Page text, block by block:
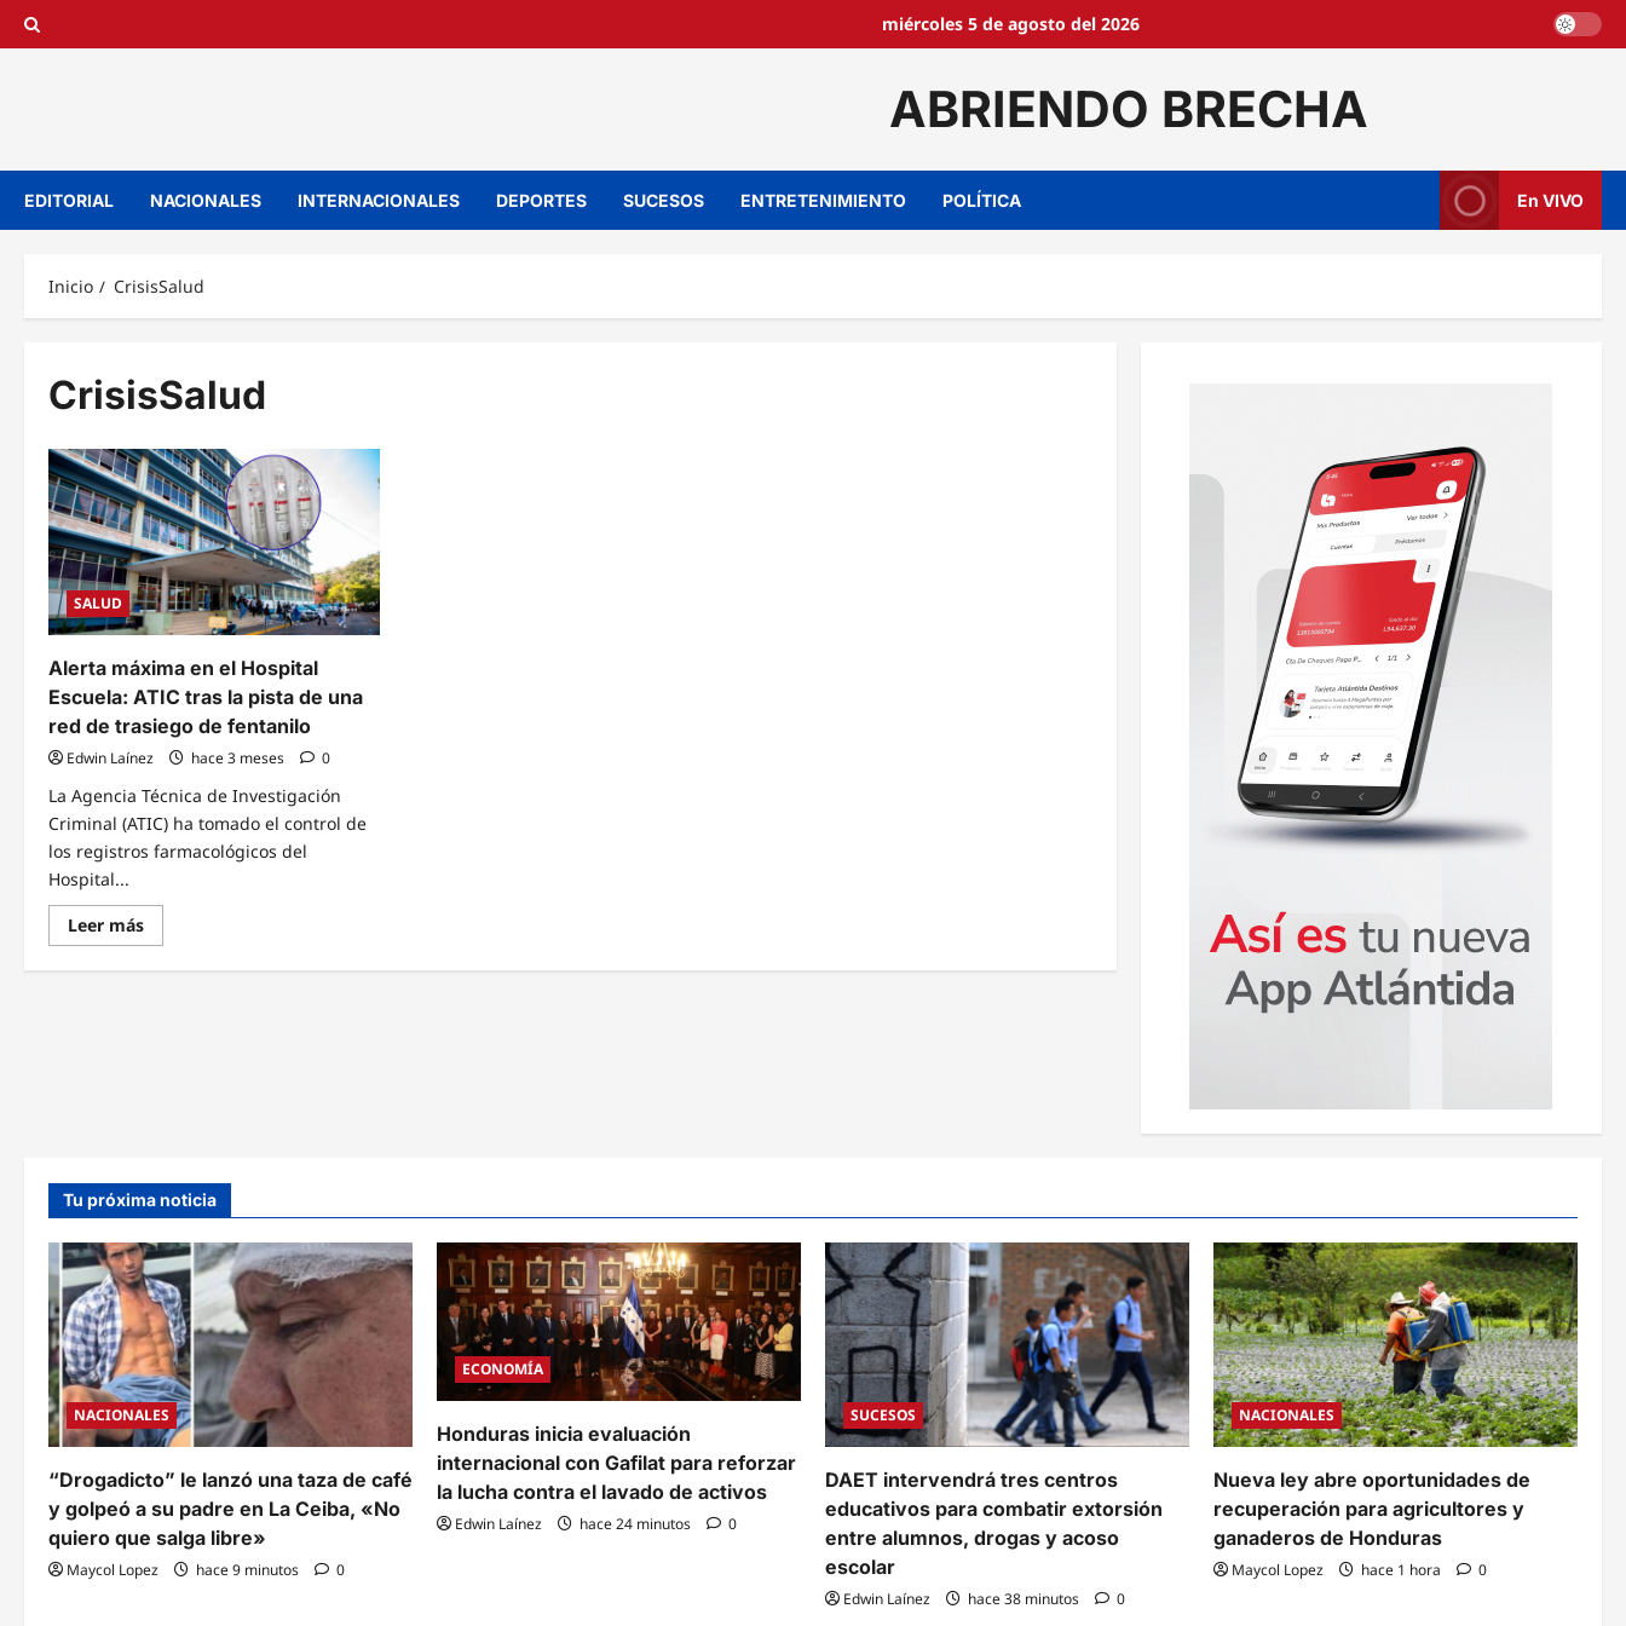
Saltar
miércoles 5 de agosto del 2026
ABRIENDO BRECHA
EDITORIAL NACIONALES INTERNACIONALES DEPORTES SUCESOS ENTRETENIMIENTO POLÍTICA En VIVO
Inicio CrisisSalud
CrisisSalud
SALUD
Alerta máxima en el Hospital
Escuela: ATIC tras la pista de una
red de trasiego de fentanilo
Edwin Laínez hace 3 meses 0
La Agencia Técnica de Investigación
Criminal (ATIC) ha tomado el control de
los registros farmacológicos del
Hospital...
Leer másRead
more
Alerta
red
de
trasiego
fentanilo
Tu próxima noticia
NACIONALES
“Drogadicto” le lanzó una taza de café
y golpeó a su padre en La Ceiba, «No
quiero que salga libre»
Maycol Lopez hace 9 minutos 0
ECONOMÍA
Honduras inicia evaluación
internacional con Gafilat para reforzar
la lucha contra el lavado de activos
Edwin Laínez hace 24 minutos 0
SUCESOS
DAET intervendrá tres centros
educativos para combatir extorsión
entre alumnos, drogas y acoso
escolar
Edwin Laínez hace 38 minutos 0
NACIONALES
Nueva ley abre oportunidades de
recuperación para agricultores y
ganaderos de Honduras
Maycol Lopez hace 1 hora 0